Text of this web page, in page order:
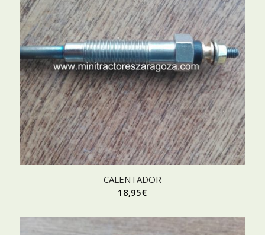
CALENTADOR
18,95€